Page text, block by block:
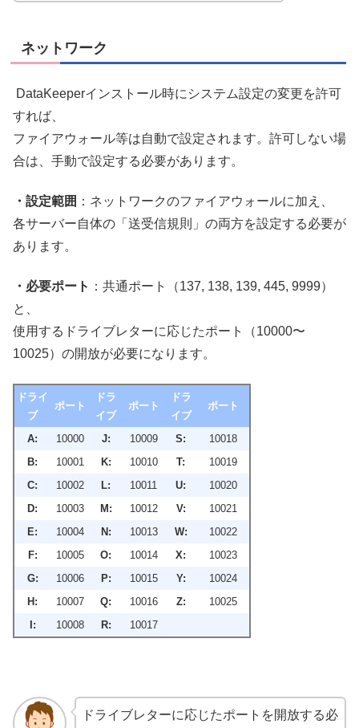
ネットワーク
DataKeeperインストール時にシステム設定の変更を許可
すれば、
ファイアウォール等は自動で設定されます。許可しない場
合は、手動で設定する必要があります。
・設定範囲 ：ネットワークのファイアウォールに加え、
各サーバー自体の「送受信規則」の両方を設定する必要が
あります。
・必要ポート ：共通ポート（137, 138, 139, 445, 9999）
と、
使用するドライブレターに応じたポート（10000〜
10025）の開放が必要になります。
ドライ
ブ
ポート
ドラ
イブ
ポート
ドラ
イブ
ポート
A: 10000 J: 10009 S:
10018
B:
10001 K: 10010 T:
10019
C:
10002 L: 10011 U:
10020
D:
10003 M: 10012 V:
10021
E:
10004 N: 10013 W:
10022
F:
10005 O: 10014 X:
10023
G:
10006 P: 10015 Y:
10024
H:
10007 Q: 10016 Z:
10025
I:
10008 R: 10017
ドライブレターに応じたポートを開放する必